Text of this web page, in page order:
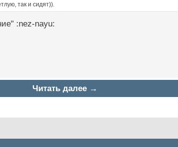
так и сидят)).
:nez-nayu:
Читать далее →